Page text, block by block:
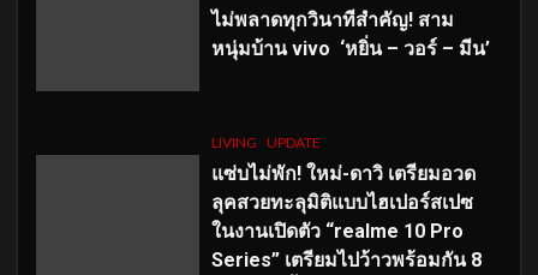
ไม่พลาดทุกวินาทีสำคัญ! สาม
หนุ่มบ้าน vivo ‘หยิ่น – วอร์ – มีน’
LIVING UPDATE
แซ่บไม่พัก! ใหม่-ดาวิ เตรียมอวด
ลุคสวยทะลุมิติแบบไฮเปอร์สเปซ
ในงานเปิดตัว “realme 10 Pro
Series” เตรียมไปว้าวพร้อมกัน 8